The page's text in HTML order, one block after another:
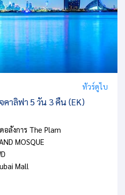
ทัวร์ดูไบ
คาลิฟา 5 วัน 3 คืน (EK)
อลังการ The Plam
MOSQUE
Mall